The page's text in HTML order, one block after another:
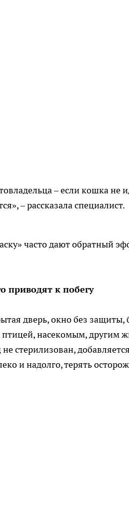
– если кошка не
– рассказала специалист.
часто дают обратный
приводят к побегу
дверь, окно без
насекомым, другим
стерилизован,
и надолго, терять